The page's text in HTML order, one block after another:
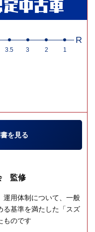
R
3.5 3 2 1
を見る
監修
運用体制について、一般
る基準を満たした「スズ
ものです